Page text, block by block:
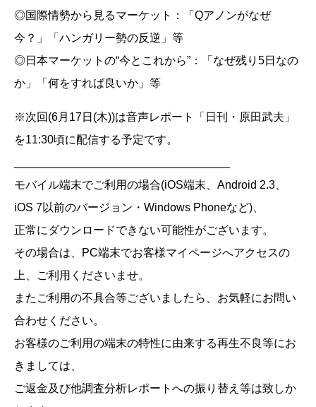
◎国際情勢から見るマーケット：「Qアノンがなぜ
今？」「ハンガリー勢の反逆」等
◎日本マーケットの“今とこれから”：「なぜ残り5日なの
か」「何をすれば良いか」等
※次回(6月17日(木))は音声レポート「日刊・原田武夫」
を11:30頃に配信する予定です。
モバイル端末でご利用の場合(iOS端末、Android 2.3、
iOS 7以前のバージョン・Windows Phoneなど)、
正常にダウンロードできない可能性がございます。
その場合は、PC端末でお客様マイページへアクセスの
上、ご利用くださいませ。
またご利用の不具合等ございましたら、お気軽にお問い
合わせください。
お客様のご利用の端末の特性に由来する再生不良等にお
きましては、
ご返金及び他調査分析レポートへの振り替え等は致しか